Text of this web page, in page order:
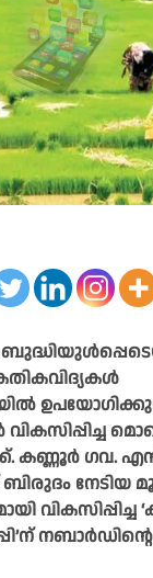
വികസിപ്പിച്ച
കണ്ണൂർ ഗവ.
നേടിയ